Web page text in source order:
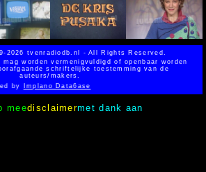
2026 tvenradiodb.nl - All Rights Reserved.
worden vermenigvuldigd of openbaar worden
schriftelijke toestemming van de
auteurs/makers.
byImplano Data6ase
meedisclaimermet dank aan